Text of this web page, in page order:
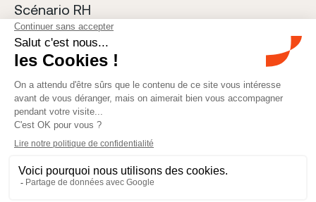
Scénario RH
Salary Planning
Transparence des salaires
Email
bonjour@allshare.com